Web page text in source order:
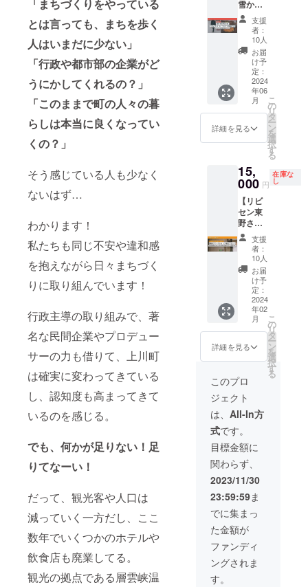
「まちづくりをやっている
とは言っても、まちを歩く
人はいまだに少ない」
「行政や都市部の企業がど
うにかしてくれるの？」
「このままで町の人々の暮
らしは本当に良くなってい
くの？」
そう感じている人も少なく
ないはず…
わかります！
私たちも同じ不安や違和感
を抱えながら日々まちづく
りに取り組んでいます！
行政主導の取り組みで、著
名な民間企業やプロデュー
サーの力も借りて、上川町
は確実に変わってきている
し、認知度も高まってきて
いるのを感じる。
でも、何かが足りない！足
りてなーい！
だって、観光客や人口は
減っていく一方だし、ここ
数年でいくつかのホテルや
飲食店も廃業してる。
観光の拠点である層雲峡温
に関し
てはご
自身で
手配く
ださ
い。ま
た、当
日の食
事代等
は含ま
ん。 ※
日程に
はプロ
ジェク
ト終了
後メー
ルにて
調整さ
せてい
ただき
ます。
自分の
まち
で、何
ができ
るか、
何をや
りたい
か、考
えの後
押しに
した！
また、
まちに
置き換
えた
時、ど
こをど
のよう
に案内
すれば
良いの
だろう
かと、
気づく
キッカ
ケにな
りまし
た。
［リ
ターン
内容］
・感謝
のお手
紙 ・志
水か絹
張がま
るっと1
日かけ
て上川
町をご
案内
（時
間：9時
から17
時くら
い） ・
視察後
は町内
飲食店
での交
予定で
す。 ※
上川町
までの
交通費
や現地
での食
事代等
は含ま
れませ
日程に
ついて
ジェク
ト終了
後メー
ルにて
調整さ
せてい
ただき
ます。
※宿泊に
関する
各種許
可は
2024年
2月中に
取得予
定です
※万が一
宿泊の
許可が
取得で
きな
かった
場合は
ご返
金、も
しくは
ANSHI
NDOの
すぐ近
くにあ
る弊社
運営の
民宿を
ご案内
いたし
ます。
物受取
含む。
容等に
関して
はプロ
ジェク
ト終了
後、
メール
でやり
とりさ
せてい
ます。
※本プロ
トを利
用し
て、プ
ロジェ
クト
オー
ナーと
第三者
（支援
者を含
む）と
の間の
雇用関
係を成
立させ
ること
はござ
いませ
ん。 ※
また、
プロ
ジェク
トオー
ナー以
外の第
三者
（支援
者を含
む）が
当事者
となる
雇用関
係の成
立を
あっせ
んする
ことも
ござい
ただき
ます。
※会場が
遠方の
場合は
別途宿
泊費・
交通費
がかか
りま
川町の
取り組
みや、
全国か
ら集ま
るまち
づくり
の先輩
たちの
話を聞
緒に学
びま
［ロー
カル
キャリ
アサ
ミッ
ト］ ・
2024年
6月開催
予定！
・会場
は上川
（ANS
HINDO
、もし
PORTO
）の予
す！ ・
時間未
定！ ・
ゲスト
未定！
（でも
全国各
地から
ローカ
ルの
キー
パーソ
ンを集
めま
す！）
［リ
ターン
内容］
ぶら
MAP
紙 ・オ
リジナ
ルス
テッ
カー×5
雪かき
お手伝
い＆キ
ヌコー
ランチ
2000円
分プラ
ン！】
雪の多
いまち
上川町
のみな
さん向
け！2時
のス
タッフ
が雪か
きをお
手伝い
しま
す！ さ
らに、
PORTO
や
ANSHI
NDOか
ら徒歩
30秒の
ところ
にあ
る、
COFFE
E
ROAST
ERSの
ランチ
2000円
分も付
いてま
す！
［リ
ターン
内容］
・感謝
のお手
紙 ・雪
かきお
手伝い
（2時
支援
者：
10人
お届
け予
定：
2024
年06
月
詳細を見る
こ
の
リ
タ
ー
ン
を
選
択
す
る
15,
000 円
在庫な
し
【リビ
セン東
野さん
が教え
てくれ
る！壁
塗り
ワーク
ショッ
プ参加
プラ
ン】
ANSHI
NDOの
内装で
壁塗り
ワーク
ショッ
プをや
りま
す！ 講
師はな
んと
Rebuild
ing
center
Japan
の東野
さん！
これか
らお店
の内装
やご自
宅の内
支援
者：
10人
お届
け予
定：
2024
年02
月
詳細を見る
こ
の
リ
タ
ー
ン
を
選
択
す
る
このプロ
ジェクト
は、 All-In方
式です。
目標金額に
関わらず、
2023/11/30
23:59:59ま
でに集まっ
た金額が
ファンディ
ングされま
す。